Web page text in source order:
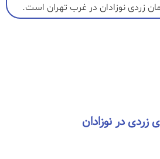
زردی نوزادان در غرب تهران است.
زردی در نوزادان